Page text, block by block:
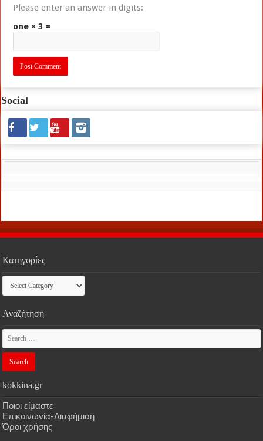
Please enter an answer in digits:
one × 3 =
Social
Κατηγορίες
Κατηγορίες
Αναζήτηση
kokkina.gr
Ποιοι είμαστε
Επικοινωνία-Διαφήμιση
Όροι χρήσης